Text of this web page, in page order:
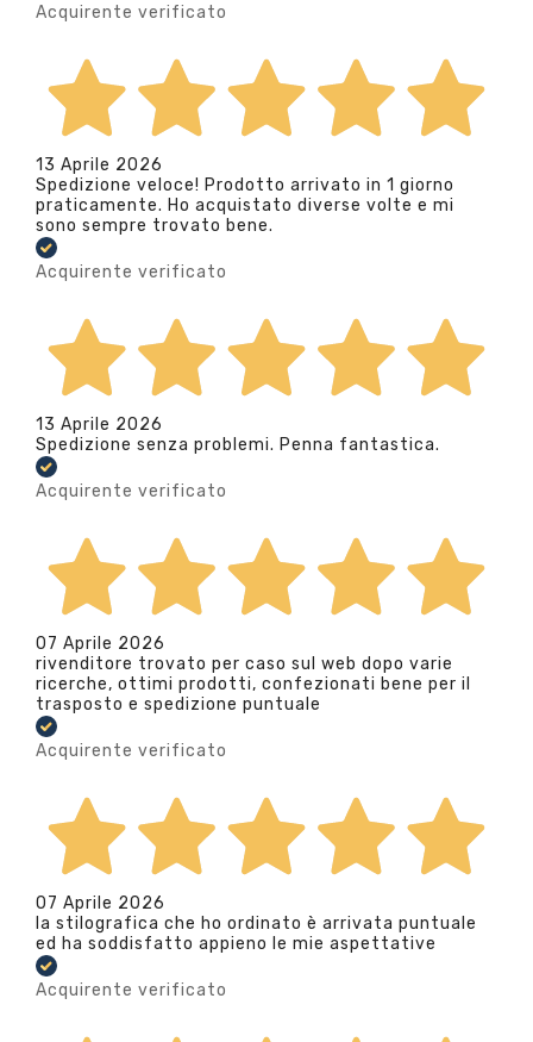
Acquirente verificato
13 Aprile 2026
Spedizione veloce! Prodotto arrivato in 1 giorno
praticamente. Ho acquistato diverse volte e mi
sono sempre trovato bene.
Acquirente verificato
13 Aprile 2026
Spedizione senza problemi. Penna fantastica.
Acquirente verificato
07 Aprile 2026
rivenditore trovato per caso sul web dopo varie
ricerche, ottimi prodotti, confezionati bene per il
trasposto e spedizione puntuale
Acquirente verificato
07 Aprile 2026
la stilografica che ho ordinato è arrivata puntuale
ed ha soddisfatto appieno le mie aspettative
Acquirente verificato